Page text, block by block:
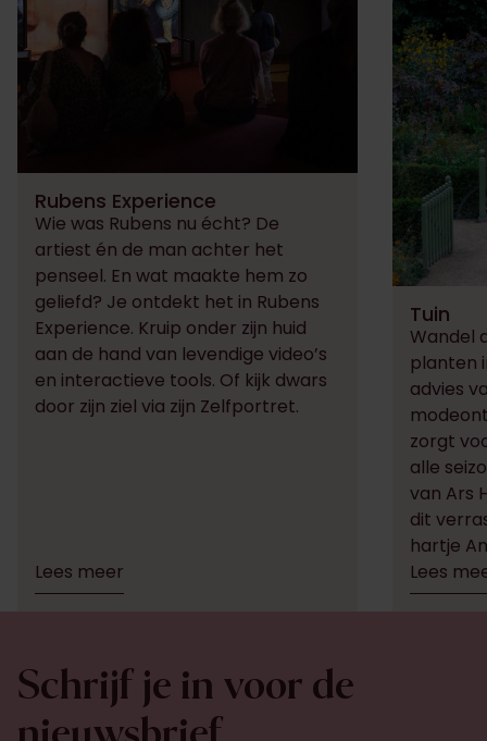
Rubens Experience
Wie was Rubens nu écht? De
artiest én de man achter het
penseel. En wat maakte hem zo
geliefd? Je ontdekt het in Rubens
Experience. Kruip onder zijn huid
aan de hand van levendige video’s
en interactieve tools. Of kijk dwars
door zijn ziel via zijn Zelfportret. ​​
Lees meer
Tuin
Wandel
planten
advies
zorgt
alle
van Ars
dit
hartje
Lees
Schrijf je in voor de